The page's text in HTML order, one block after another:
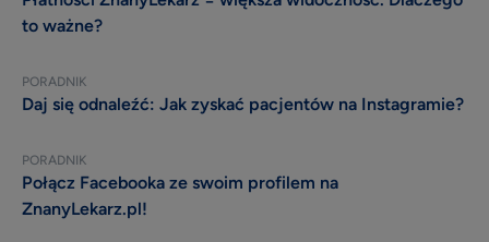
to ważne?
PORADNIK
Daj się odnaleźć: Jak zyskać pacjentów na Instagramie?
PORADNIK
Połącz Facebooka ze swoim profilem na
ZnanyLekarz.pl!